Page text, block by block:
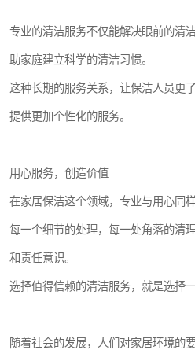
专业的清洁服务不仅能解决眼前的清
助家庭建立科学的清洁习惯。
这种长期的服务关系，让保洁人员更
提供更加个性化的服务。
用心服务，创造价值
在家居保洁这个领域，专业与用心同样
每一个细节的处理，每一处角落的清
和责任意识。
选择值得信赖的清洁服务，就是选择
随着社会的发展，人们对家居环境的